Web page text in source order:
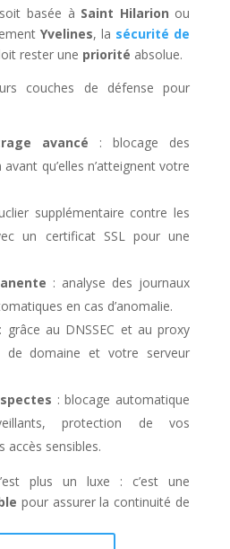
basée à Saint Hilarion ou
Yvelines, la sécurité de
rester une priorité absolue.
couches de défense pour
avancé : blocage des
qu’elles n’atteignent votre
supplémentaire contre les
un certificat SSL pour une
: analyse des journaux
en cas d’anomalie.
: grâce au DNSSEC et au proxy
de domaine et votre serveur
: blocage automatique
protection de vos
accès sensibles.
plus un luxe : c’est une
pour assurer la continuité de